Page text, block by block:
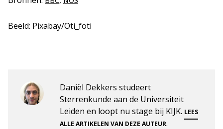
Beeld: Pixabay/Oti_foti
Daniël Dekkers studeert
Sterrenkunde aan de Universiteit
Leiden en loopt nu stage bij KIJK. LEES
ALLE ARTIKELEN VAN DEZE AUTEUR.